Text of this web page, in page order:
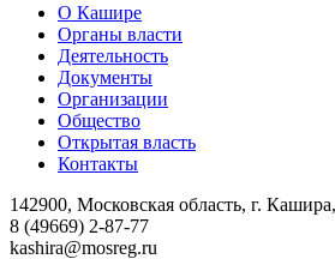
О Кашире
Органы власти
Деятельность
Документы
Организации
Общество
Открытая власть
Контакты
142900, Московская область, г.
8 (49669) 2-87-77
kashira@mosreg.ru